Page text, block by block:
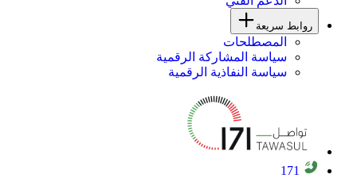
روابط سريعة
المصطلحات
سياسة المشاركة الرقمية
سياسة النفاذية الرقمية
171